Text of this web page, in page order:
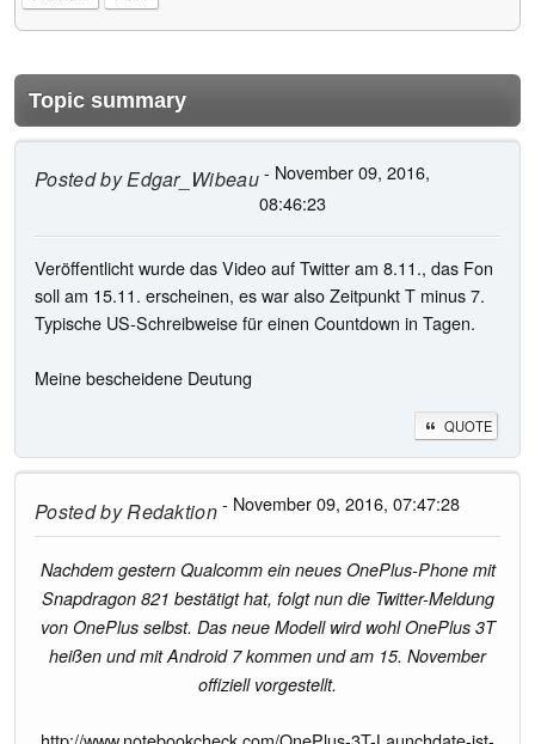
Topic summary
Posted byEdgar_Wibeau- November 09, 2016,
08:46:23
Veröffentlicht wurde das Video auf Twitter am 8.11., das Fon
soll am 15.11. erscheinen, es war also Zeitpunkt T minus 7.
Typische US-Schreibweise für einen Countdown in Tagen.
Meine bescheidene Deutung
QUOTE
Posted byRedaktion- November 09, 2016, 07:47:28
Nachdem gestern Qualcomm ein neues OnePlus-Phone mit
Snapdragon 821 bestätigt hat, folgt nun die Twitter-Meldung
von OnePlus selbst. Das neue Modell wird wohl OnePlus 3T
heißen und mit Android 7 kommen und am 15. November
offiziell vorgestellt.